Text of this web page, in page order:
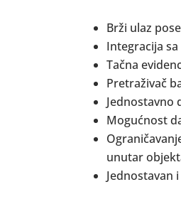
Brži ulaz
Integracija
Tačna
Pretraživač
Jednostavno
Mogućnost
unutar
Jednostavan